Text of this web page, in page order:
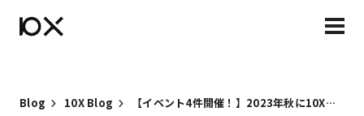
Blog 10X Blog 【イベント4件開催！】2023年秋に10XのPdMが登壇するイベントまとめ